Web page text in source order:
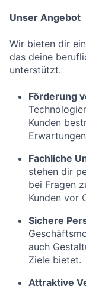
Unser Angebot
Wir bieten dir
das deine
unterstützt.
Förderung
Kunden
Fachliche
stehen dir
bei Fragen
Kunden vor
Sichere
auch
Ziele bietet.
Attraktive